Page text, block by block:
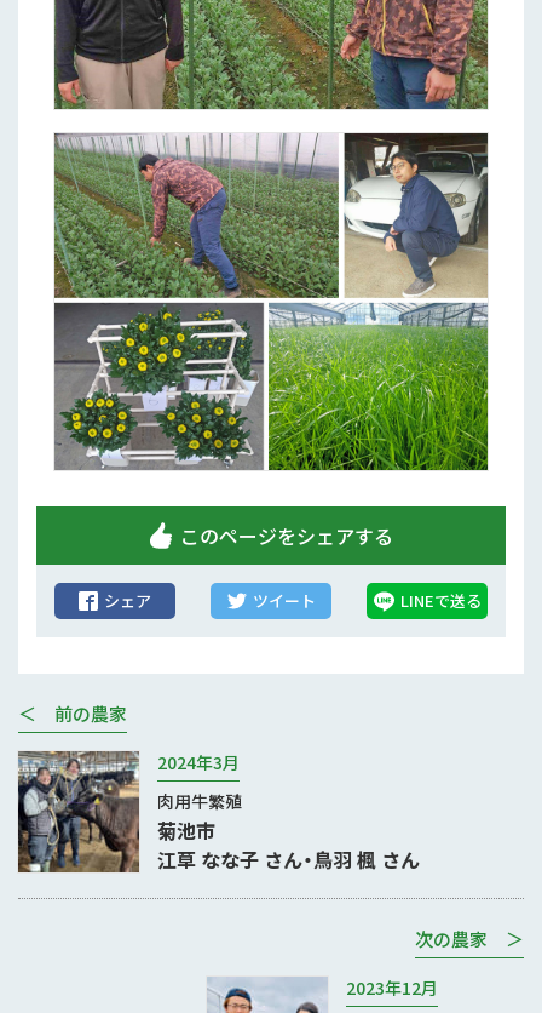
このページをシェアする
シェア ツイート LINEで送る
＜ 前の農家
2024年3月
肉用牛繁殖
菊池市
江草 なな子 さん・鳥羽 楓 さん
次の農家 ＞
2023年12月